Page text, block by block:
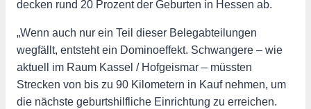
decken rund 20 Prozent der Geburten in Hessen ab.
„Wenn auch nur ein Teil dieser Belegabteilungen
wegfällt, entsteht ein Dominoeffekt. Schwangere – wie
aktuell im Raum Kassel / Hofgeismar – müssten
Strecken von bis zu 90 Kilometern in Kauf nehmen, um
die nächste geburtshilfliche Einrichtung zu erreichen.